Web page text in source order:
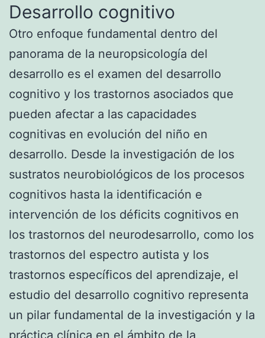
Desarrollo cognitivo
Otro enfoque fundamental dentro del
panorama de la neuropsicología del
desarrollo es el examen del desarrollo
cognitivo y los trastornos asociados que
pueden afectar a las capacidades
cognitivas en evolución del niño en
desarrollo. Desde la investigación de los
sustratos neurobiológicos de los procesos
cognitivos hasta la identificación e
intervención de los déficits cognitivos en
los trastornos del neurodesarrollo, como los
trastornos del espectro autista y los
trastornos específicos del aprendizaje, el
estudio del desarrollo cognitivo representa
un pilar fundamental de la investigación y la
práctica clínica en el ámbito de la